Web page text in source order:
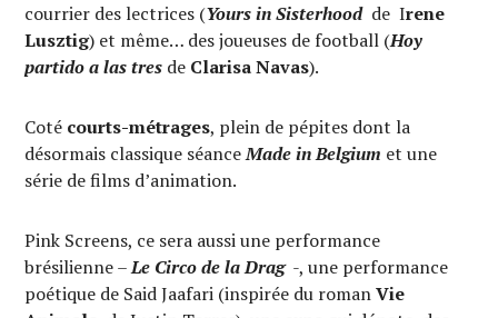
courrier des lectrices (Yours in Sisterhoodde Irene
Lusztig) et même… des joueuses de football (Hoy
partido a las tres de Clarisa Navas).
Coté courts-métrages, plein de pépites dont la
désormais classique séanceMade in Belgium et une
série de films d’animation.
Pink Screens, ce sera aussi une performance
brésilienne –Le Circo de la Drag -, une performance
poétique de Said Jaafari (inspirée du romanVie